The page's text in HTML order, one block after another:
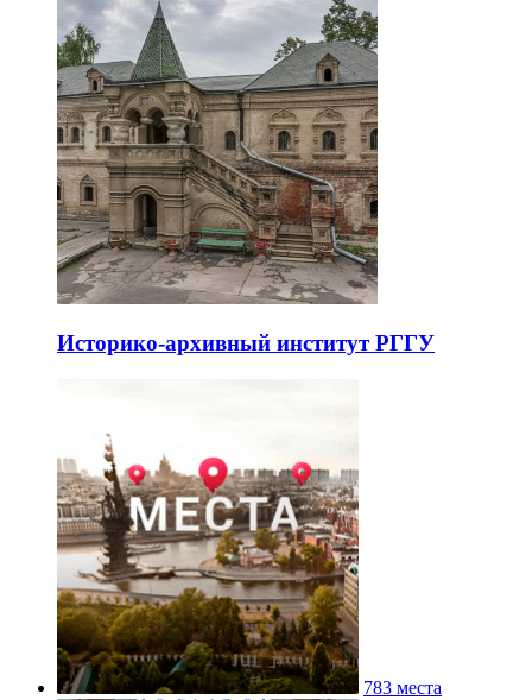
Историко-архивный институт РГГУ
783 места